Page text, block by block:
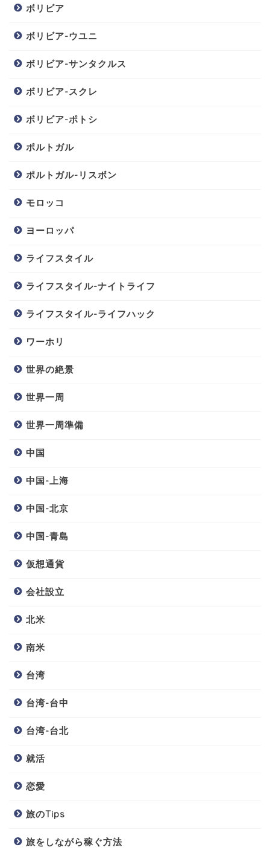
ボリビア
ボリビア-ウユニ
ボリビア-サンタクルス
ボリビア-スクレ
ボリビア-ポトシ
ポルトガル
ポルトガル-リスボン
モロッコ
ヨーロッパ
ライフスタイル
ライフスタイル-ナイトライフ
ライフスタイル-ライフハック
ワーホリ
世界の絶景
世界一周
世界一周準備
中国
中国-上海
中国-北京
中国-青島
仮想通貨
会社設立
北米
南米
台湾
台湾-台中
台湾-台北
就活
恋愛
旅のTips
旅をしながら稼ぐ方法